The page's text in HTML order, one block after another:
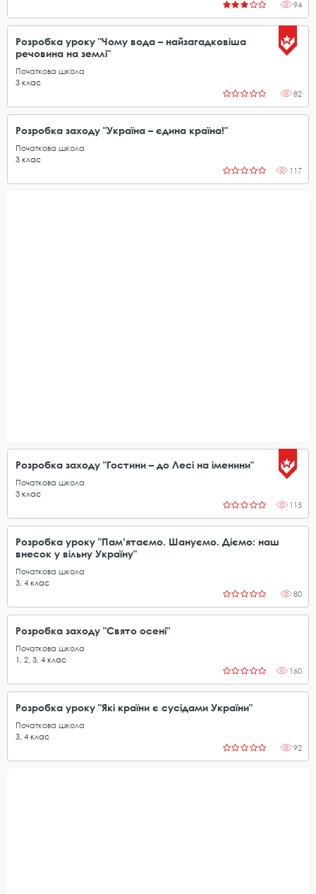
94
Розробка уроку "Чому вода – найзагадковіша
речовина на землі"
Початкова школа
3 клас
82
Розробка заходу "Україна – єдина країна!"
Початкова школа
3 клас
117
Розробка заходу "Гостини – до Лесі на іменини"
Початкова школа
3 клас
115
Розробка уроку "Пам’ятаємо. Шануємо. Діємо: наш
внесок у вільну Україну"
Початкова школа
3 4 клас
80
Розробка заходу "Свято осені"
Початкова школа
1
2 3 4 клас
160
Розробка уроку "Які країни є сусідами України"
Початкова школа
3 4 клас
92